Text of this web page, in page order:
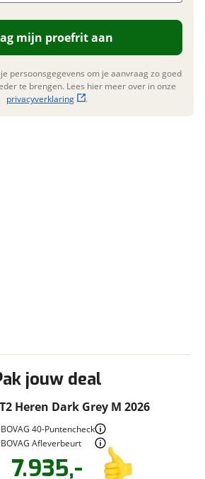
jouw deal
Heren Dark Grey M 2026
BOVAG 40-Puntencheck
BOVAG Afleverbeurt
7.935,-
eenproefrit
vraag!
mijn proefrit aan
persoonsgegevens om je aanvraag zo goed
te brengen. Lees hier meer over in onze
privacyverklaring
.